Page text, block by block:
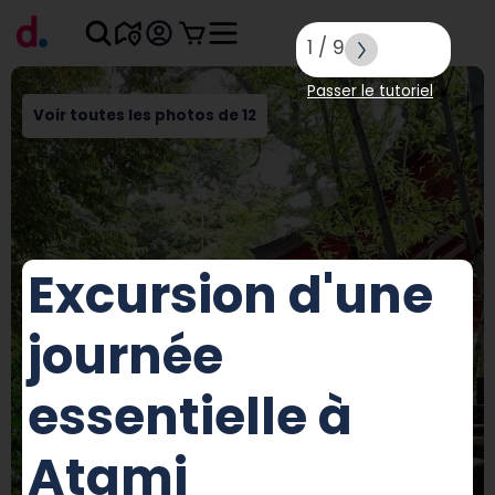
Voir toutes les photos de 12
Excursion d'une
journée
essentielle à
Atami
1 / 9
Passer le tutoriel